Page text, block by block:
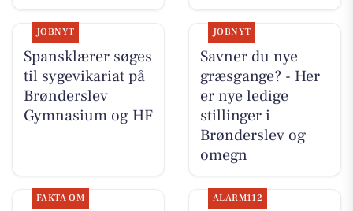
JOBNYT
Spansklærer søges
til sygevikariat på
Brønderslev
Gymnasium og HF
JOBNYT
Savner du nye
græsgange? - Her
er nye ledige
stillinger i
Brønderslev og
omegn
FAKTA OM ALARM112